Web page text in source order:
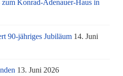
Konrad-Adenauer-Haus in
90-jähriges Jubiläum 14. Juni
13. Juni 2026